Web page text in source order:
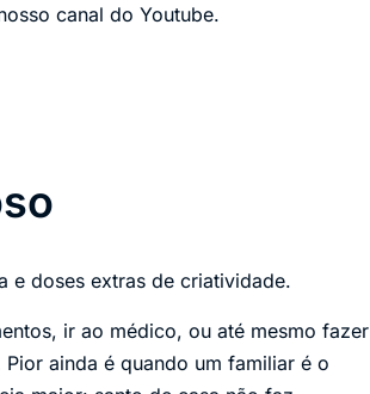
canal do Youtube.
e doses extras de criatividade.
ir ao médico, ou até mesmo fazer
ainda é quando um familiar é o